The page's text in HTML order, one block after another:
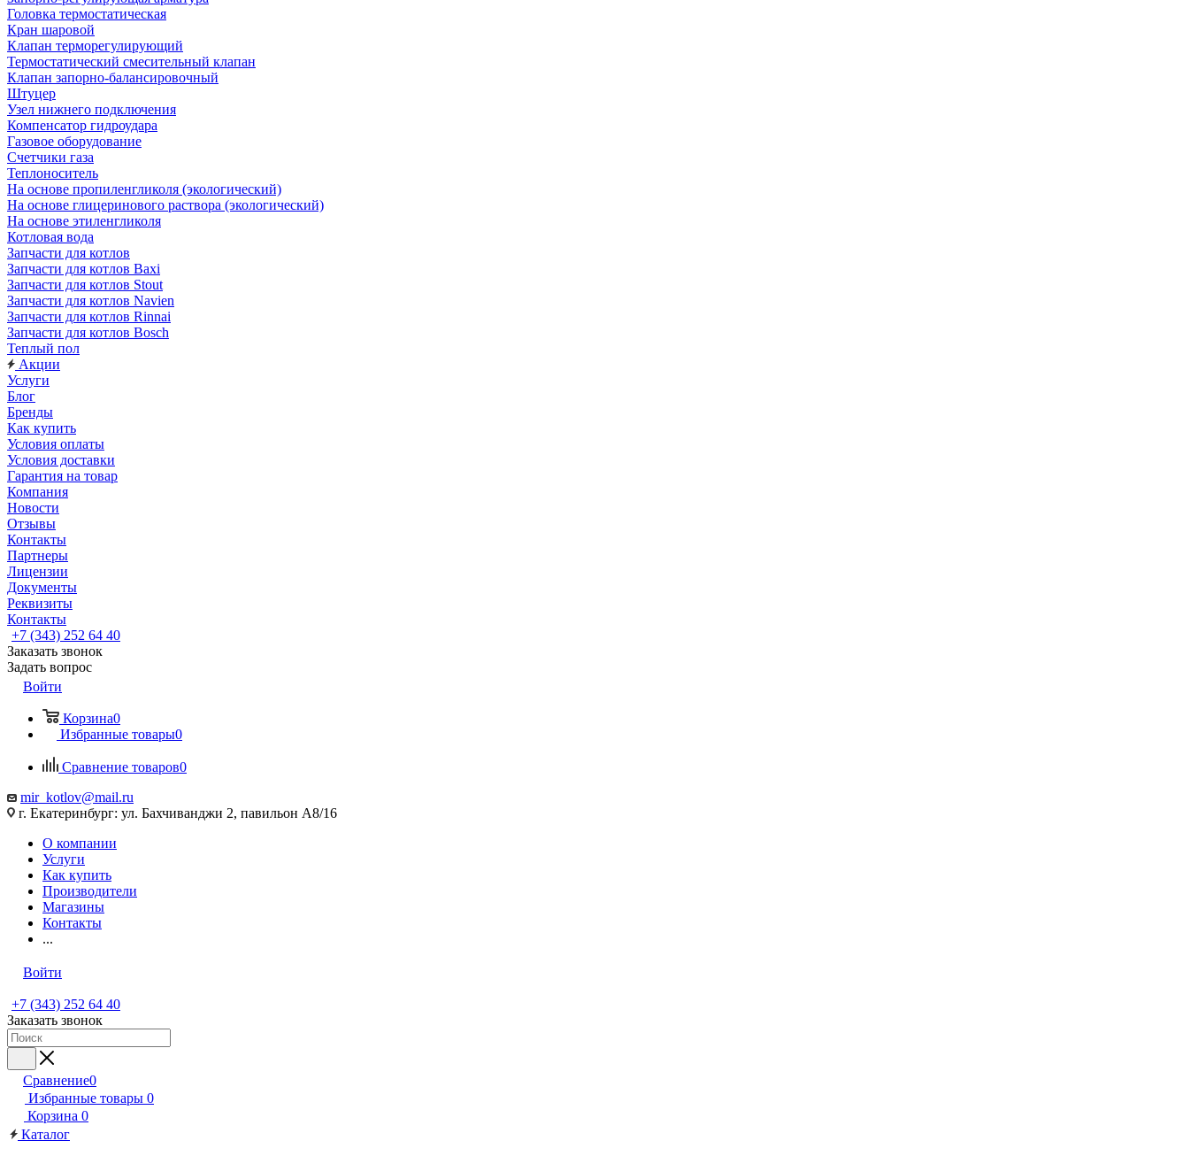
Головка термостатическая
Кран шаровой
Клапан терморегулирующий
Термостатический смесительный клапан
Клапан запорно-балансировочный
Штуцер
Узел нижнего подключения
Компенсатор гидроудара
Газовое оборудование
Счетчики газа
Теплоноситель
На основе пропиленгликоля (экологический)
На основе глицеринового раствора (экологический)
На основе этиленгликоля
Котловая вода
Запчасти для котлов
Запчасти для котлов Baxi
Запчасти для котлов Stout
Запчасти для котлов Navien
Запчасти для котлов Rinnai
Запчасти для котлов Bosch
Теплый пол
Акции
Услуги
Блог
Бренды
Как купить
Условия оплаты
Условия доставки
Гарантия на товар
Компания
Новости
Отзывы
Контакты
Партнеры
Лицензии
Документы
Реквизиты
Контакты
+7 (343) 252 64 40
Заказать звонок
Задать вопрос
Войти
Корзина0
Избранные товары0
Сравнение товаров0
mir_kotlov@mail.ru
г. Екатеринбург: ул. Бахчиванджи 2, павильон А8/16
О компании
Услуги
Как купить
Производители
Магазины
Контакты
...
Войти
+7 (343) 252 64 40
Заказать звонок
Сравнение0
Избранные товары 0
Корзина 0
Каталог